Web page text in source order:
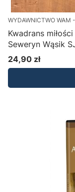
WYDAWNICTWO WAM
Kwadrans
Seweryn Wąsik
Cena
24,90 zł